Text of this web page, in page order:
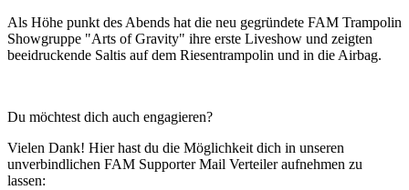
Als Höhe punkt des Abends hat die neu gegründete FAM Trampolin
Showgruppe "Arts of Gravity" ihre erste Liveshow und zeigten
beeidruckende Saltis auf dem Riesentrampolin und in die Airbag.
Du möchtest dich auch engagieren?
Vielen Dank! Hier hast du die Möglichkeit dich in unseren
unverbindlichen FAM Supporter Mail Verteiler aufnehmen zu
lassen: